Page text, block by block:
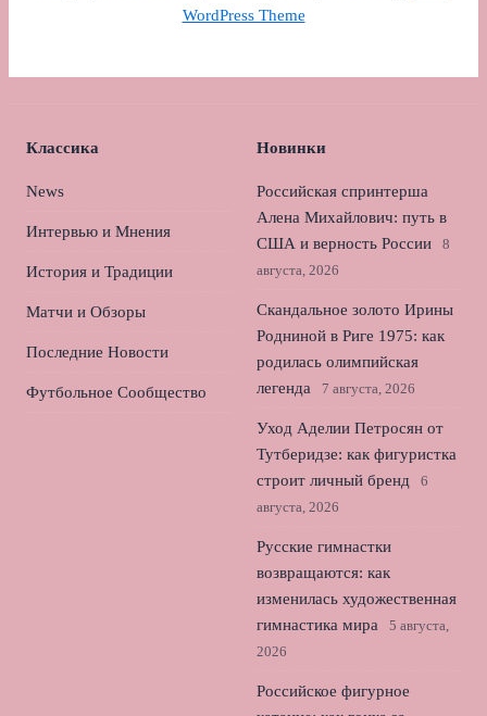
WordPress Theme
Классика
News
Интервью и Мнения
История и Традиции
Матчи и Обзоры
Последние Новости
Футбольное Сообщество
Новинки
Российская спринтерша
Алена Михайлович: путь в
США и верность России
8
августа, 2026
Скандальное золото Ирины
Родниной в Риге 1975: как
родилась олимпийская
легенда
7 августа, 2026
Уход Аделии Петросян от
Тутберидзе: как фигуристка
строит личный бренд
6
августа, 2026
Русские гимнастки
возвращаются: как
изменилась художественная
гимнастика мира
5 августа,
2026
Российское фигурное